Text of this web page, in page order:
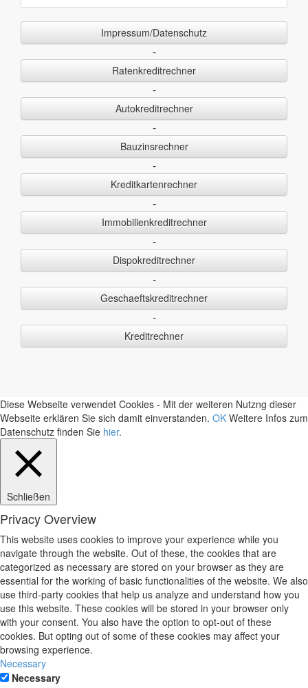
Impressum/Datenschutz
-
Ratenkreditrechner
-
Autokreditrechner
-
Bauzinsrechner
-
Kreditkartenrechner
-
Immobilienkreditrechner
-
Dispokreditrechner
-
Geschaeftskreditrechner
-
Kreditrechner
Diese Webseite verwendet Cookies - Mit der weiteren Nutzng dieser
Webseite erklären Sie sich damit einverstanden. OK Weitere Infos zum
Datenschutz finden Sie hier.
Schließen
Privacy Overview
This website uses cookies to improve your experience while you
navigate through the website. Out of these, the cookies that are
categorized as necessary are stored on your browser as they are
essential for the working of basic functionalities of the website. We also
use third-party cookies that help us analyze and understand how you
use this website. These cookies will be stored in your browser only
with your consent. You also have the option to opt-out of these
cookies. But opting out of some of these cookies may affect your
browsing experience.
Necessary
Necessary